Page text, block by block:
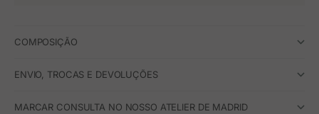
COMPOSIÇÃO
ENVIO, TROCAS E DEVOLUÇÕES
MARCAR CONSULTA NO NOSSO ATELIER DE MADRID